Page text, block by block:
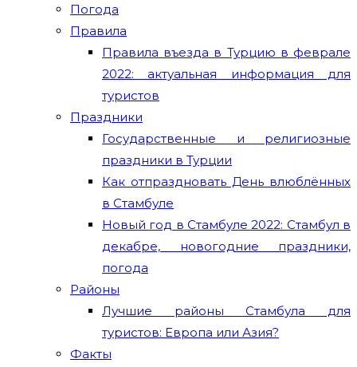
Погода
Правила
Правила въезда в Турцию в феврале
2022: актуальная информация для
туристов
Праздники
Государственные и религиозные
праздники в Турции
Как отпраздновать День влюблённых
в Стамбуле
Новый год в Стамбуле 2022: Стамбул в
декабре, новогодние праздники,
погода
Районы
Лучшие районы Стамбула для
туристов: Европа или Азия?
Факты